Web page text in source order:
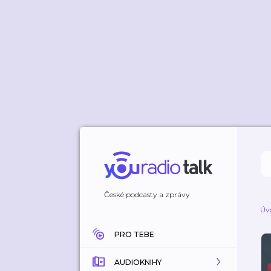
České podcasty a zprávy
PRO TEBE
AUDIOKNIHY